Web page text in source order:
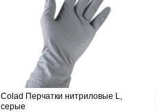
Colad Перчатки нитриловые L,
серые